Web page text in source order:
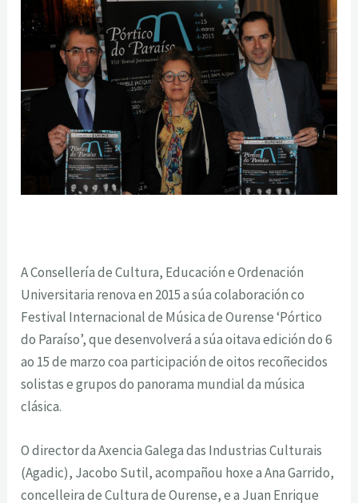
A Consellería de Cultura, Educación e Ordenación
Universitaria renova en 2015 a súa colaboración co
Festival Internacional de Música de Ourense ‘Pórtico
do Paraíso’, que desenvolverá a súa oitava edición do 6
ao 15 de marzo coa participación de oitos recoñecidos
solistas e grupos do panorama mundial da música
clásica.
O director da Axencia Galega das Industrias Culturais
(Agadic), Jacobo Sutil, acompañou hoxe a Ana Garrido,
concelleira de Cultura de Ourense, e a Juan Enrique